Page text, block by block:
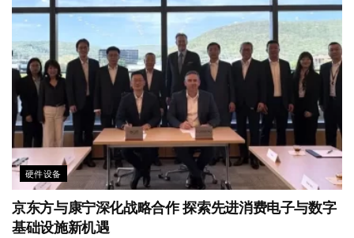
硬件设备
京东方与康宁深化战略合作 探索先进消费电子与数字
基础设施新机遇